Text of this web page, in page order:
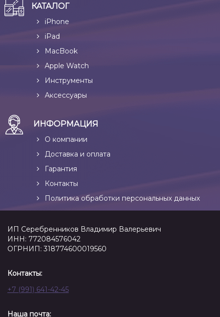
КАТАЛОГ
iPhone
iPad
MacBook
Apple Watch
Инструменты
Аксессуары
ИНФОРМАЦИЯ
О компании
Доставка и оплата
Гарантия
Контакты
Политика обработки персональных данных
ИП Серебренников Владимир Валерьевич
ИНН: 772084576042
ОГРНИП: 318774600019560
Контакты:
+7 (991) 641-42-45
Наша почта: